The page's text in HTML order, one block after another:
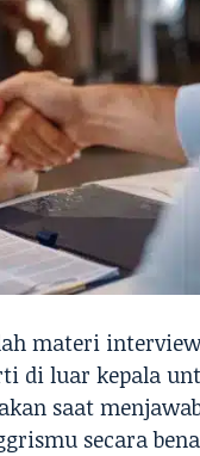
materi
di luar kepala
saat
secara